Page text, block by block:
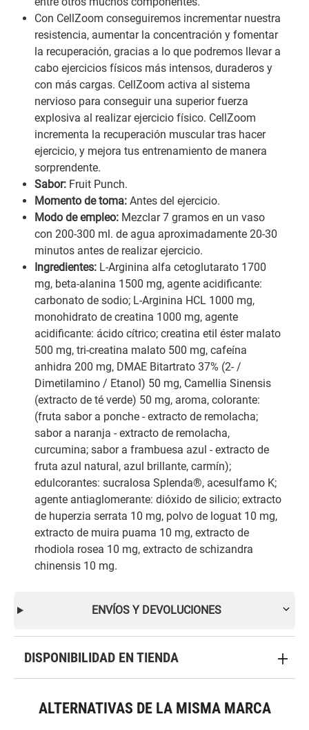
Con CellZoom conseguiremos incrementar nuestra
resistencia, aumentar la concentración y fomentar
la recuperación, gracias a lo que podremos llevar a
cabo ejercicios físicos más intensos, duraderos y
con más cargas. CellZoom activa al sistema
nervioso para conseguir una superior fuerza
explosiva al realizar ejercicio físico. CellZoom
incrementa la recuperación muscular tras hacer
ejercicio, y mejora tus entrenamiento de manera
sorprendente.
Sabor: Fruit Punch.
Momento de toma: Antes del ejercicio.
Modo de empleo: Mezclar 7 gramos en un vaso
con 200-300 ml. de agua aproximadamente 20-30
minutos antes de realizar ejercicio.
Ingredientes: L-Arginina alfa cetoglutarato 1700
mg, beta-alanina 1500 mg, agente acidificante:
carbonato de sodio; L-Arginina HCL 1000 mg,
monohidrato de creatina 1000 mg, agente
acidificante: ácido cítrico; creatina etil éster malato
500 mg, tri-creatina malato 500 mg, cafeína
anhidra 200 mg, DMAE Bitartrato 37% (2- /
Dimetilamino / Etanol) 50 mg, Camellia Sinensis
(extracto de té verde) 50 mg, aroma, colorante:
(fruta sabor a ponche - extracto de remolacha;
sabor a naranja - extracto de remolacha,
curcumina; sabor a frambuesa azul - extracto de
fruta azul natural, azul brillante, carmín);
edulcorantes: sucralosa Splenda®, acesulfamo K;
agente antiaglomerante: dióxido de silicio; extracto
de huperzia serrata 10 mg, polvo de loguat 10 mg,
extracto de muira puama 10 mg, extracto de
rhodiola rosea 10 mg, extracto de schizandra
chinensis 10 mg.
ENVÍOS Y DEVOLUCIONES
DISPONIBILIDAD EN TIENDA
ALTERNATIVAS DE LA MISMA MARCA